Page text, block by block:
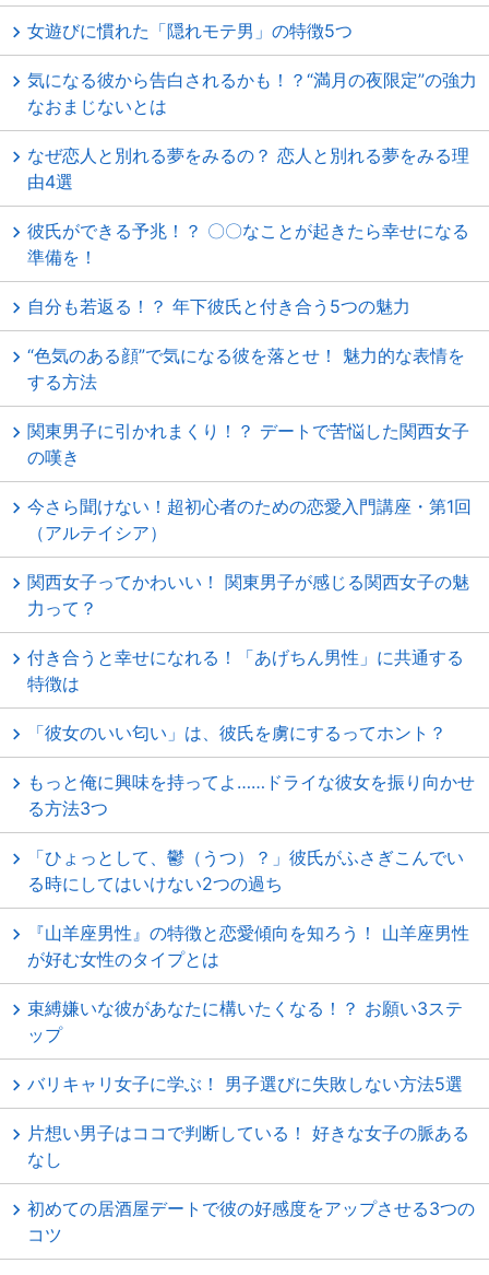
女遊びに慣れた「隠れモテ男」の特徴5つ
気になる彼から告白されるかも！？“満月の夜限定”の強力
なおまじないとは
なぜ恋人と別れる夢をみるの？ 恋人と別れる夢をみる理
由4選
彼氏ができる予兆！？ 〇〇なことが起きたら幸せになる
準備を！
自分も若返る！？ 年下彼氏と付き合う5つの魅力
“色気のある顔”で気になる彼を落とせ！ 魅力的な表情を
する方法
関東男子に引かれまくり！？ デートで苦悩した関西女子
の嘆き
今さら聞けない！超初心者のための恋愛入門講座・第1回
（アルテイシア）
関西女子ってかわいい！ 関東男子が感じる関西女子の魅
力って？
付き合うと幸せになれる！「あげちん男性」に共通する
特徴は
「彼女のいい匂い」は、彼氏を虜にするってホント？
もっと俺に興味を持ってよ……ドライな彼女を振り向かせ
る方法3つ
「ひょっとして、鬱（うつ）？」彼氏がふさぎこんでい
る時にしてはいけない2つの過ち
『山羊座男性』の特徴と恋愛傾向を知ろう！ 山羊座男性
が好む女性のタイプとは
束縛嫌いな彼があなたに構いたくなる！？ お願い3ステ
ップ
バリキャリ女子に学ぶ！ 男子選びに失敗しない方法5選
片想い男子はココで判断している！ 好きな女子の脈ある
なし
初めての居酒屋デートで彼の好感度をアップさせる3つの
コツ